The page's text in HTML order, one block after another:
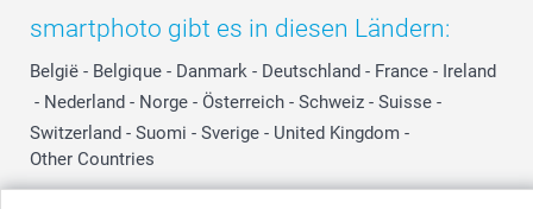
smartphoto gibt es in diesen Ländern:
België - Belgique - Danmark - Deutschland - France - Ireland
- Nederland - Norge - Österreich - Schweiz - Suisse -
Switzerland - Suomi - Sverige - United Kingdom -
Other Countries